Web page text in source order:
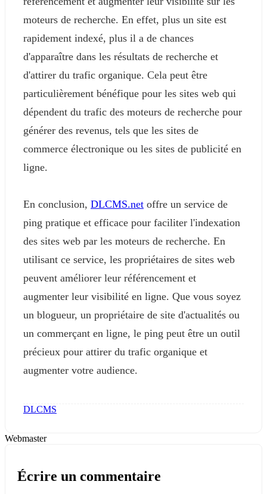
moteurs de recherche. En effet, plus un site est
rapidement indexé, plus il a de chances
d'apparaître dans les résultats de recherche et
d'attirer du trafic organique. Cela peut être
particulièrement bénéfique pour les sites web qui
dépendent du trafic des moteurs de recherche pour
générer des revenus, tels que les sites de
commerce électronique ou les sites de publicité en
ligne.
En conclusion, DLCMS.net offre un service de
ping pratique et efficace pour faciliter l'indexation
des sites web par les moteurs de recherche. En
utilisant ce service, les propriétaires de sites web
peuvent améliorer leur référencement et
augmenter leur visibilité en ligne. Que vous soyez
un blogueur, un propriétaire de site d'actualités ou
un commerçant en ligne, le ping peut être un outil
précieux pour attirer du trafic organique et
augmenter votre audience.
DLCMS
Webmaster
Écrire un commentaire